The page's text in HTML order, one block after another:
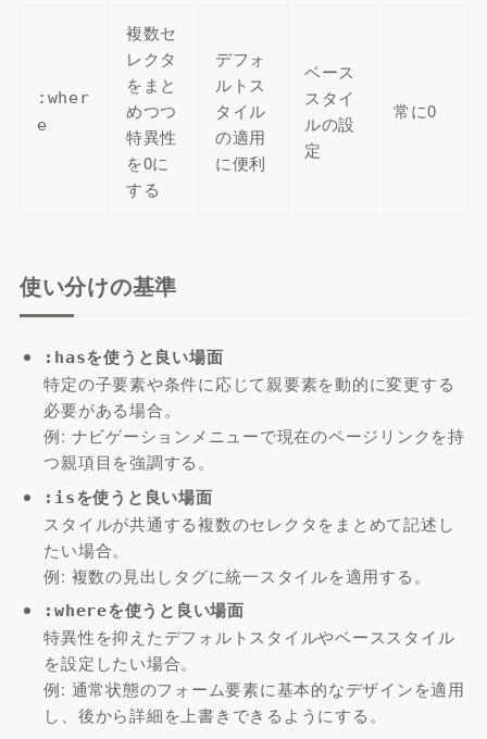
:wher
e
複数セ
レクタ
をまと
めつつ
特異性
を0に
する
デフォ
ルトス
タイル
の適用
に便利
ベース
スタイ
ルの設
定
常に0
使い分けの基準
:hasを使うと良い場面
特定の子要素や条件に応じて親要素を動的に変更する
必要がある場合。
例: ナビゲーションメニューで現在のページリンクを持
つ親項目を強調する。
:isを使うと良い場面
スタイルが共通する複数のセレクタをまとめて記述し
たい場合。
例: 複数の見出しタグに統一スタイルを適用する。
:whereを使うと良い場面
特異性を抑えたデフォルトスタイルやベーススタイル
を設定したい場合。
例: 通常状態のフォーム要素に基本的なデザインを適用
し、後から詳細を上書きできるようにする。